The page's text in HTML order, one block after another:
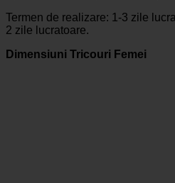
Termen de realizare: 1-3 zile
2 zile lucratoare.
Dimensiuni Tricouri Femei